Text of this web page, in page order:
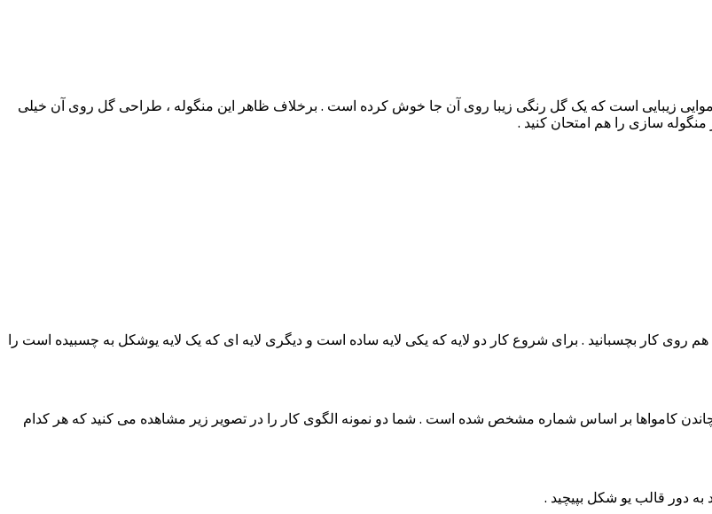
زیبایی است که یک گل رنگی زیبا روی آن جا خوش کرده است . برخلاف ظاهر این منگوله ، طراحی گل روی آن خیلی
سازی را هم امتحان کنید .
روی کار بچسبانید . برای شروع کار دو لایه که یکی لایه ساده است و دیگری لایه ای که یک لایه یوشکل به چسبیده است را
کامواها بر اساس شماره مشخص شده است . شما دو نمونه الگوی کار را در تصویر زیر مشاهده می کنید که هر کدام
به دور قالب یو شکل بپیچید .